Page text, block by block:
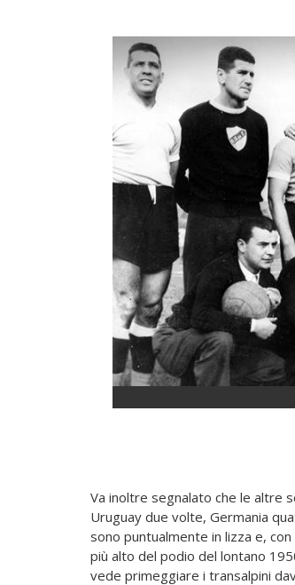
Va inoltre segnalato che le altre
Uruguay due volte, Germania
sono puntualmente in lizza e,
più alto del podio del lontano
vede primeggiare i transalpini